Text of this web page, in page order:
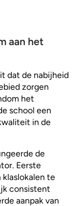
aan het
dat de nabijheid
zorgen
het
school een
in de
de
Eerste
te
consistent
aanpak van